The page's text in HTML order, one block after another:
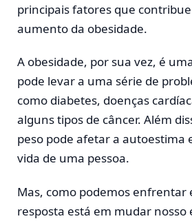
principais fatores que
aumento da obesidade.
A obesidade, por sua vez, é
pode levar a uma série de
como diabetes, doenças
alguns tipos de câncer. Além
peso pode afetar a autoestima
vida de uma pessoa.
Mas, como podemos enfrentar
resposta está em mudar nosso